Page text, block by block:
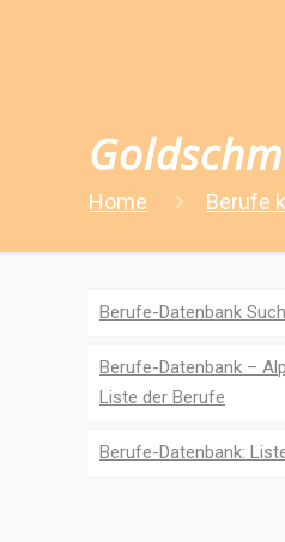
Home Berufe
Berufe-Datenbank
Berufe-Datenbank –
Liste der Berufe
Berufe-Datenbank: